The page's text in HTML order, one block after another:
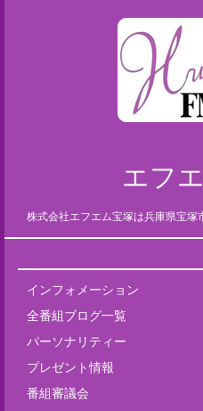
エフ
株式会社エフエム宝塚は兵庫県宝塚
インフォメーション
全番組ブログ一覧
パーソナリティー
プレゼント情報
番組審議会